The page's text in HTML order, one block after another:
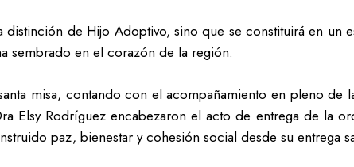
de Hijo Adoptivo, sino que se constituirá en un
sembrado en el corazón de la región.
misa, contando con el acompañamiento en pleno de
Elsy Rodríguez encabezaron el acto de entrega de la
paz, bienestar y cohesión social desde su entrega